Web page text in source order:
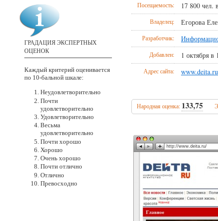
ГРАДАЦИЯ ЭКСПЕРТНЫХ
ОЦЕНОК
Каждый критерий оценивается
по 10-бальной шкале:
Неудовлетворительно
Почти
удовлетворительно
Удовлетворительно
Весьма
удовлетворительно
Почти хорошо
Хорошо
Очень хорошо
Почти отлично
Отлично
Превосходно
Посещаемость: 17 800 чел.
Владелец: Егорова
Разработчик:
Добавлен: 1 октября в
Адрес сайта: www.deita.ru
Народная оценка: 133,75
http://www.deita.ru/